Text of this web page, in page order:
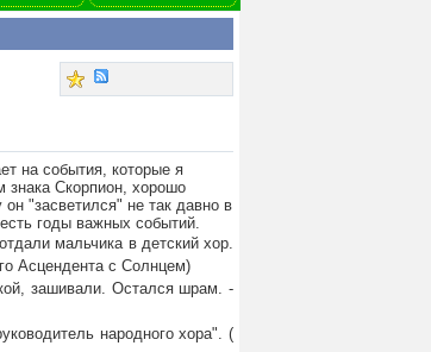
на события, которые я
знака Скорпион, хорошо
"засветился" не так давно в
годы важных событий.
мальчика в детский хор.
Асцендента с Солнцем)
зашивали. Остался шрам. -
народного хора". (